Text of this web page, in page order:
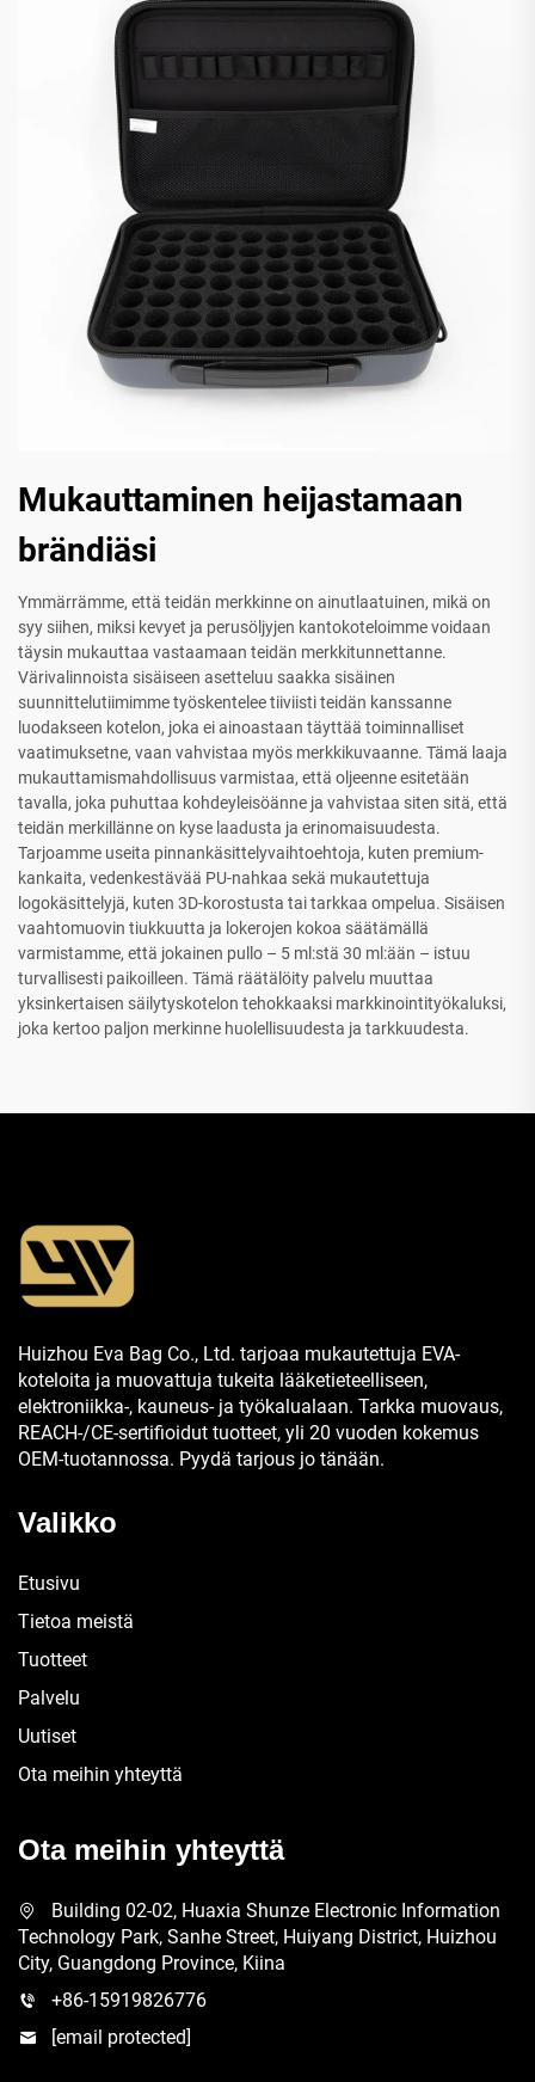
Mukauttaminen heijastamaan
brändiäsi
Ymmärrämme, että teidän merkkinne on ainutlaatuinen, mikä on
syy siihen, miksi kevyet ja perusöljyjen kantokoteloimme voidaan
täysin mukauttaa vastaamaan teidän merkkitunnettanne.
Värivalinnoista sisäiseen asetteluu saakka sisäinen
suunnittelutiimimme työskentelee tiiviisti teidän kanssanne
luodakseen kotelon, joka ei ainoastaan täyttää toiminnalliset
vaatimuksetne, vaan vahvistaa myös merkkikuvaanne. Tämä laaja
mukauttamismahdollisuus varmistaa, että oljeenne esitetään
tavalla, joka puhuttaa kohdeyleisöänne ja vahvistaa siten sitä, että
teidän merkillänne on kyse laadusta ja erinomaisuudesta.
Tarjoamme useita pinnankäsittelyvaihtoehtoja, kuten premium-
kankaita, vedenkestävää PU-nahkaa sekä mukautettuja
logokäsittelyjä, kuten 3D-korostusta tai tarkkaa ompelua. Sisäisen
vaahtomuovin tiukkuutta ja lokerojen kokoa säätämällä
varmistamme, että jokainen pullo – 5 ml:stä 30 ml:ään – istuu
turvallisesti paikoilleen. Tämä räätälöity palvelu muuttaa
yksinkertaisen säilytyskotelon tehokkaaksi markkinointityökaluksi,
joka kertoo paljon merkinne huolellisuudesta ja tarkkuudesta.
Huizhou Eva Bag Co., Ltd. tarjoaa mukautettuja EVA-
koteloita ja muovattuja tukeita lääketieteelliseen,
elektroniikka-, kauneus- ja työkalualaan. Tarkka muovaus,
REACH-/CE-sertifioidut tuotteet, yli 20 vuoden kokemus
OEM-tuotannossa. Pyydä tarjous jo tänään.
Valikko
Etusivu
Tietoa meistä
Tuotteet
Palvelu
Uutiset
Ota meihin yhteyttä
Ota meihin yhteyttä
Building 02-02, Huaxia Shunze Electronic Information
Technology Park, Sanhe Street, Huiyang District, Huizhou
City, Guangdong Province, Kiina
+86-15919826776
[email protected]